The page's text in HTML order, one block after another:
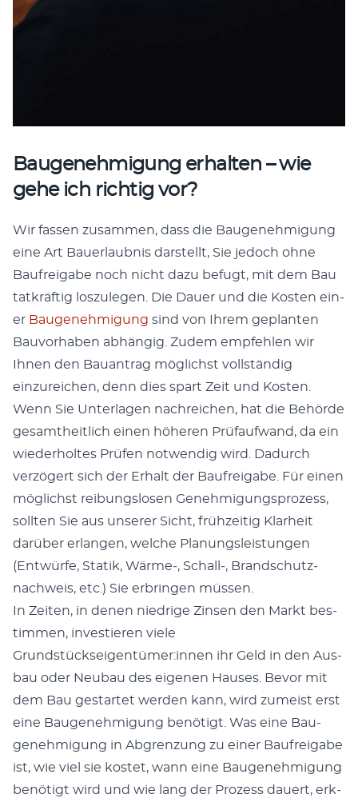
Baugenehmigung erhalten – wie
gehe ich richtig vor?
Wir fassen zusam­men, dass die Bau­genehmi­gung
eine Art Bauer­laub­nis darstellt, Sie jedoch ohne
Baufreiga­be noch nicht dazu befugt, mit dem Bau
tatkräftig loszule­gen. Die Dauer und die Kosten ein­
er Bau­genehmi­gung sind von Ihrem geplanten
Bau­vorhaben abhängig. Zudem empfehlen wir
Ihnen den Bauantrag möglichst voll­ständig
einzure­ichen, denn dies spart Zeit und Kosten.
Wenn Sie Unter­la­gen nachre­ichen, hat die Behörde
gesamtheitlich einen höheren Prü­faufwand, da ein
wieder­holtes Prüfen notwendig wird. Dadurch
verzögert sich der Erhalt der Baufreiga­be. Für einen
möglichst rei­bungslosen Genehmi­gung­sprozess,
soll­ten Sie aus unser­er Sicht, frühzeit­ig Klarheit
darüber erlan­gen, welche Pla­nungsleis­tun­gen
(Entwürfe, Sta­tik, Wärme‑, Schall‑, Brand­schutz­
nach­weis, etc.) Sie erbrin­gen müssen.
In Zeit­en, in denen niedrige Zin­sen den Markt bes­
tim­men, investieren viele
Grundstückseigentümer:innen ihr Geld in den Aus­
bau oder Neubau des eige­nen Haus­es. Bevor mit
dem Bau ges­tartet wer­den kann, wird zumeist erst
eine Bau­genehmi­gung benötigt. Was eine Bau­
genehmi­gung in Abgren­zung zu ein­er Baufreiga­be
ist, wie viel sie kostet, wann eine Bau­genehmi­gung
benötigt wird und wie lang der Prozess dauert, erk­